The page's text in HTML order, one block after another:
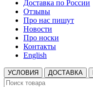
Доставка по России
Отзывы
Про нас пишут
Новости
Про носки
Контакты
English
УСЛОВИЯ ДОСТАВКА